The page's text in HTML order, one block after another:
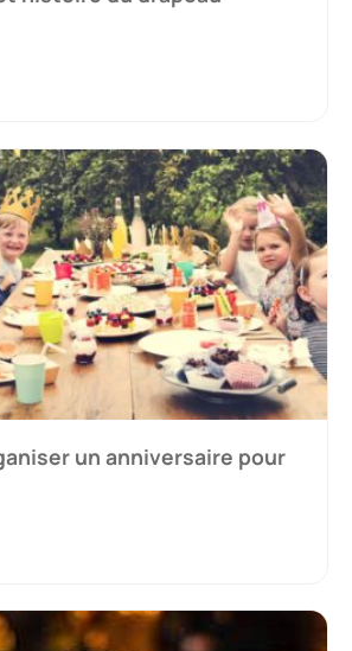
un anniversaire pour